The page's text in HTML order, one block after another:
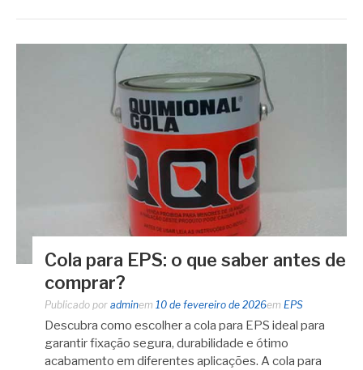
Cola para EPS: o que saber antes de
comprar?
Publicado por adminem 10 de fevereiro de 2026em EPS
Descubra como escolher a cola para EPS ideal para
garantir fixação segura, durabilidade e ótimo
acabamento em diferentes aplicações. A cola para